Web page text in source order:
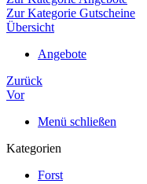
Zur Kategorie Gutscheine
Übersicht
Angebote
Zurück
Vor
Menü schließen
Kategorien
Forst